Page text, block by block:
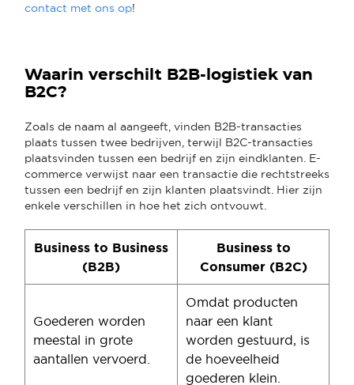
contact met ons op!
Waarin verschilt B2B-logistiek van
B2C?
Zoals de naam al aangeeft, vinden B2B-transacties
plaats tussen twee bedrijven, terwijl B2C-transacties
plaatsvinden tussen een bedrijf en zijn eindklanten. E-
commerce verwijst naar een transactie die rechtstreeks
tussen een bedrijf en zijn klanten plaatsvindt. Hier zijn
enkele verschillen in hoe het zich ontvouwt.
Business to Business
(B2B)
Business to
Consumer (B2C)
Goederen worden
meestal in grote
aantallen vervoerd.
Omdat producten
naar een klant
worden gestuurd, is
de hoeveelheid
goederen klein.